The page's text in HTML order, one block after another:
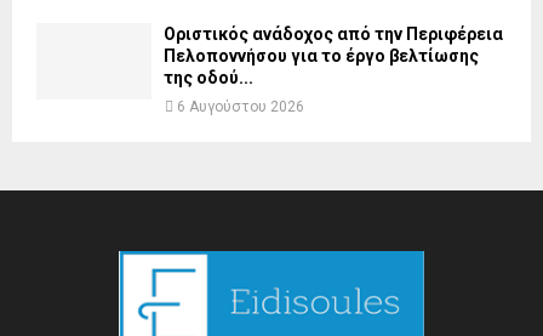
Οριστικός ανάδοχος από την Περιφέρεια
Πελοποννήσου για το έργο βελτίωσης
της οδού...
6 Αυγούστου 2026